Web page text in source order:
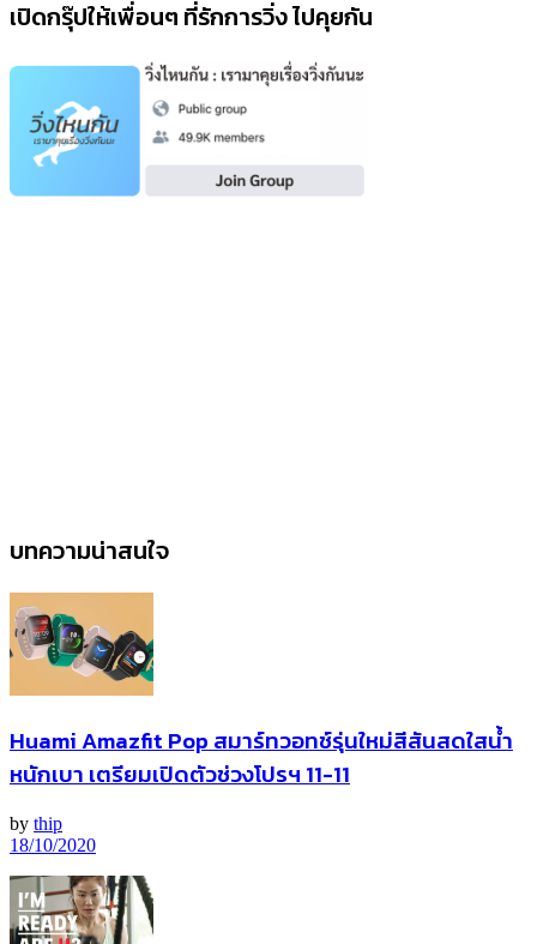
เปิดกรุ๊ปให้เพื่อนๆ ที่รักการวิ่ง ไปคุยกัน
บทความน่าสนใจ
Huami Amazfit Pop สมาร์ทวอทช์รุ่นใหม่สีสันสดใสน้ำ
หนักเบา เตรียมเปิดตัวช่วงโปรฯ 11-11
by thip
18/10/2020